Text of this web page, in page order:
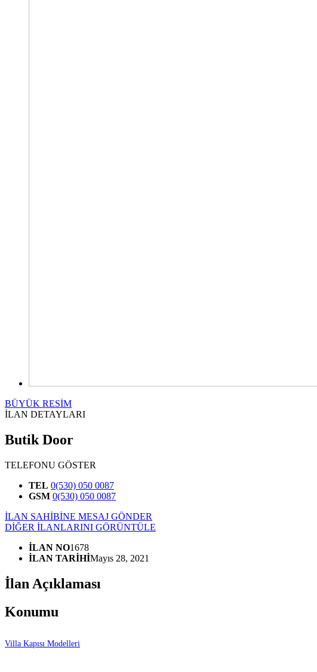
BÜYÜK RESİM
İLAN DETAYLARI
Butik Door
TELEFONU GÖSTER
TEL 0(530) 050 0087
GSM 0(530) 050 0087
İLAN SAHİBİNE MESAJ GÖNDER
DİĞER İLANLARINI GÖRÜNTÜLE
İLAN NO1678
İLAN TARİHİMayıs 28, 2021
İlan Açıklaması
Konumu
Villa Kapısı Modelleri